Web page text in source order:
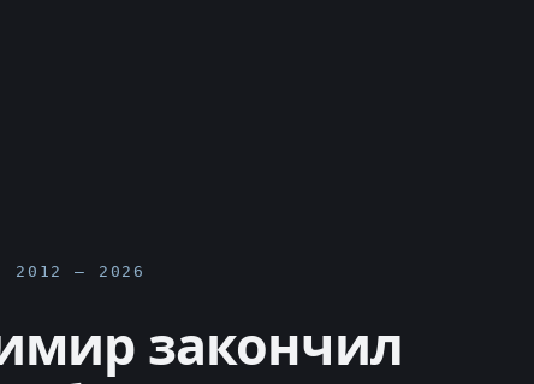
2012 — 2026
закончил